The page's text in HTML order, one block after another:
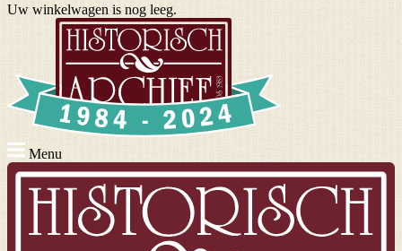
Uw winkelwagen is nog leeg.
Menu